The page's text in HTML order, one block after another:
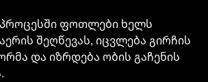
ფოთლები ხელს
შეღწევას, იცვლება გირჩის
და იზრდება ობის გაჩენის